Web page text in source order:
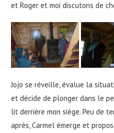
et Roger et moi discutons de
Jojo se réveille, évalue la
et décide de plonger dans le
lit derrière mon siège. Peu de
après, Carmel émerge et